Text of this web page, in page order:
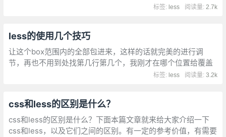
层嵌套的元素设置样式，要么给元素加上一个类选择器或ID选
阅读量: 2.7k
标签: less
less的使用几个技巧
让这个box范围内的全部包进来，这样的话就完美的进行调
节，再也不用到处找第几行第几个，我刚才在哪个位置给覆盖
了。一看便知！小米诺基亚等公司，都有自己的主色调。如果
阅读量:3.2k
标签: less
css和less的区别是什么？
css和less的区别是什么？下面本篇文章就来给大家介绍一下
css和less，以及它们之间的区别。有一定的参考价值，有需要